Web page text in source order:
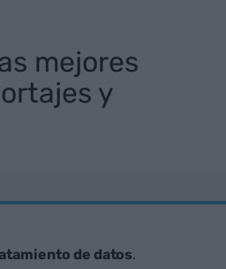
mejores
y
de datos.